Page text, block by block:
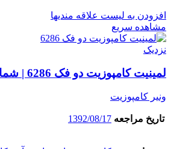
افزودن به لیست علاقه مندیها
مشاهده سریع
نزدیک
لمینیت کامپوزیت دو فک 6286 | شماره پرونده : 6286
ونیر کامپوزیت
تاریخ مراجعه 1392/08/17